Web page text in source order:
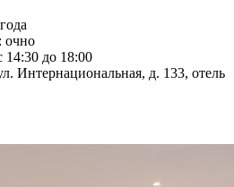
очно
14:30 до 18:00
Интернациональная, д. 133, отель